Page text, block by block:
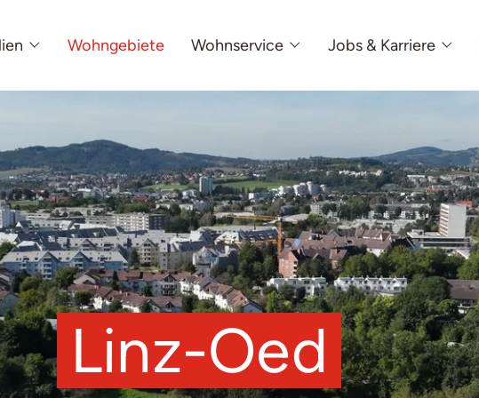
Wohngebiete Wohnservice Jobs & Karriere
Linz-Oed